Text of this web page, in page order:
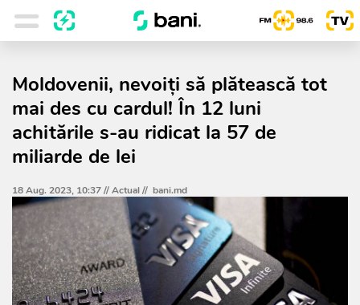
Moldovenii, nevoiți să plătească tot
mai des cu cardul! În 12 luni
achitările s-au ridicat la 57 de
miliarde de lei
18 Aug. 2023, 10:37 //Actual// bani.md